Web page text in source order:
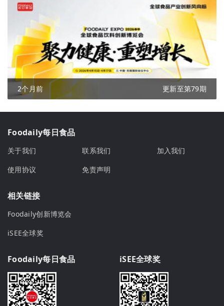
2个月前 更新至第79期
Foodaily每日食品
关于我们 联系我们
加入我们
使用协议
免责声明
相关链接
Foodaily创新博览会
iSEE全球奖
Foodaily每日食品 iSEE全球奖